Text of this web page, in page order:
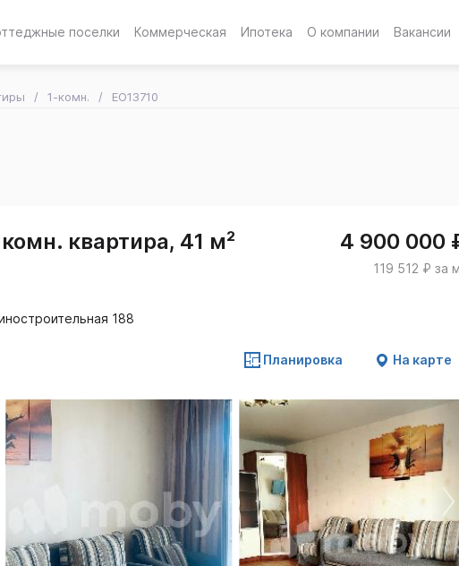
поселки Коммерческая Ипотека О компании Вакансии
1-комн. EO13710
квартира, 41 м² 4 900 000
119 512 ₽ за
188
Планировка На карте